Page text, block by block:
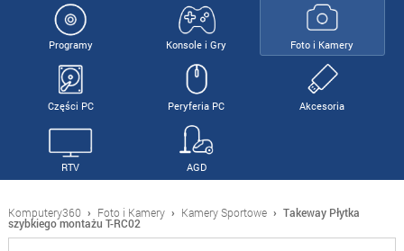
Programy Konsole i Gry Foto i Kamery
Części PC Peryferia PC Akcesoria
RTV AGD
Komputery360 › Foto i Kamery › Kamery Sportowe › Takeway Płytka
szybkiego montażu T-RC02